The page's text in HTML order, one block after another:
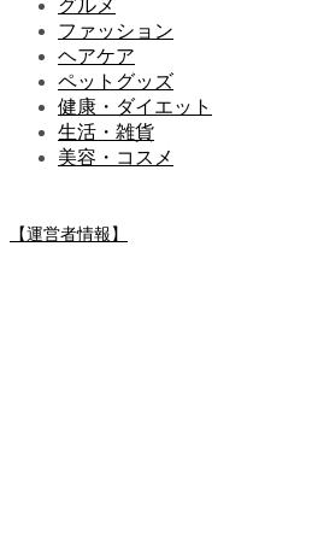
グルメ
ファッション
ヘアケア
ペットグッズ
健康・ダイエット
生活・雑貨
美容・コスメ
【運営者情報】